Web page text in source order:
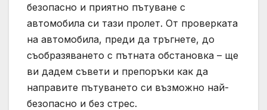
безопасно и приятно пътуване с
автомобила си тази пролет. От проверката
на автомобила, преди да тръгнете, до
съобразяването с пътната обстановка – ще
ви дадем съвети и препоръки как да
направите пътуването си възможно най-
безопасно и без стрес.